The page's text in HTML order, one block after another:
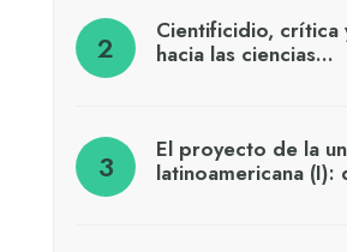
Cientificidio, crítica
hacia las ciencias…
El proyecto de la
latinoamericana